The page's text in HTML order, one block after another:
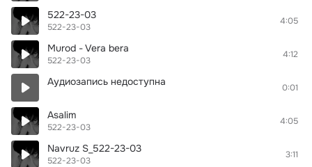
522-23-03
522-23-03
4:05
Murod - Vera bera
522-23-03
4:12
Аудиозапись недоступна 0:01
Asalim
522-23-03
4:05
Navruz S_522-23-03
522-23-03
3:11